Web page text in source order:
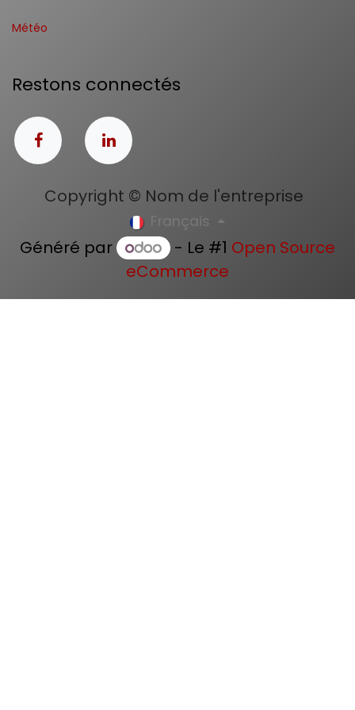
Météo
Restons connectés
Copyright © Nom de l'entreprise
Français
Généré par - Le #1 Open Source
eCommerce